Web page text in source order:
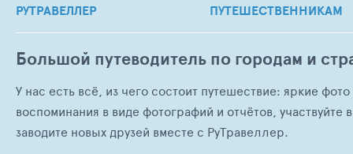
РУТРАВЕЛЛЕР ПУТЕШЕСТВЕННИКАМ
Большой путеводитель по городам и
У нас есть всё, из чего состоит путешествие: яркие
воспоминания в виде фотографий и отчётов,
заводите новых друзей вместе с РуТравеллер.